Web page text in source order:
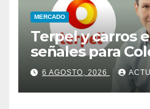
MERCADO
Terpel y carros
señales para
6 AGOSTO, 2026